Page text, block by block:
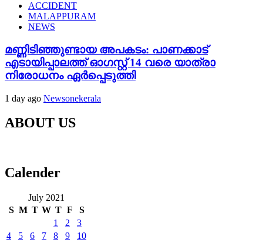
ACCIDENT
MALAPPURAM
NEWS
മണ്ണിടിഞ്ഞുണ്ടായ അപകടം: പാണക്കാട്
എടായിപ്പാലത്ത് ഓഗസ്റ്റ് 14 വരെ യാത്രാ
നിരോധനം ഏര്‍പ്പെടുത്തി
1 day ago Newsonekerala
ABOUT US
Calender
July 2021
S M T W T F
S
1
2
3
4
5 6 7 8 9
10